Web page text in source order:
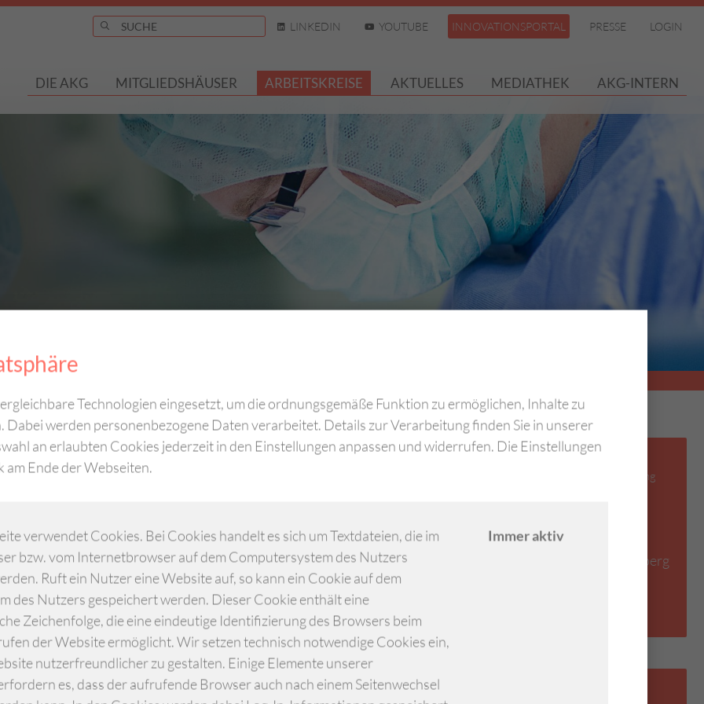
LINKEDIN YOUTUBE INNOVATIONSPORTAL PRESSE LOGIN
DIE AKG MITGLIEDSHÄUSER ARBEITSKREISE AKTUELLES MEDIATHEK AKG-INTERN
Medizincontrolling; Abteilungsleiter Controlling
Prof.-Ernst-Nathan-Str. 1, 90419 Nürnberg
Stv. Vorsitzender des AKG Arbeitskreises
Großkrankenhäuser e. V. (AKG) beschäftigt sich mit
wirtschaftlichen Prozessen in kommunalen
umfassen:
und Vergleich medizinischer und wirtschaftlicher
zu erkennen.
und Implementierung von Maßnahmen zur
klinischen und administrativen Prozessen, um Effizienz
Technologien eingesetzt, um die ordnungsgemäße Funktion zu ermöglichen, Inhalte zu
werden personenbezogene Daten verarbeitet. Details zur Verarbeitung finden Sie in unserer
an erlaubten Cookies jederzeit in den Einstellungen anpassen und widerrufen. Die Einstellungen
am Ende der Webseiten.
verwendet Cookies. Bei Cookies handelt es sich um Textdateien, die im
bzw. vom Internetbrowser auf dem Computersystem des Nutzers
Ruft ein Nutzer eine Website auf, so kann ein Cookie auf dem
des Nutzers gespeichert werden. Dieser Cookie enthält eine
Zeichenfolge, die eine eindeutige Identifizierung des Browsers beim
der Website ermöglicht. Wir setzen technisch notwendige Cookies ein,
nutzerfreundlicher zu gestalten. Einige Elemente unserer
es, dass der aufrufende Browser auch nach einem Seitenwechsel
Immer aktiv